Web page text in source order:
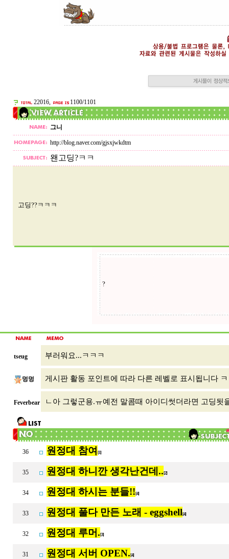
22016, 1100/1101
그니
http://blog.naver.com/gjsxjwkdtm
왠고딩?ㅋㅋ
고딩??ㅋㅋㅋ
tseug 부러워요...ㅋㅋㅋ
멍멍 게시판 활동 포인트에 따라 다른 레벨로 표시됩니다 ㅋ
Feverbear ㄴ아 그렇군용.ㅠ예전 말콤때 아이디썻더라면 고딩됫
36 원정대 참여 [1]
35 원정대 하니깐 생각난건데.. [2]
34 원정대 하시는 분들!! [4]
33 원정대 풀다 만든 노래 - eggshell[4]
32 원정대 루머. [3]
31 원정대 서버 OPEN. [4]